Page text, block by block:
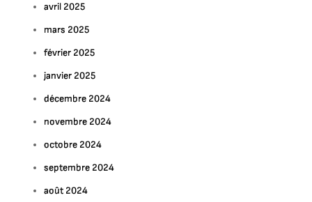
avril 2025
mars 2025
février 2025
janvier 2025
décembre 2024
novembre 2024
octobre 2024
septembre 2024
août 2024